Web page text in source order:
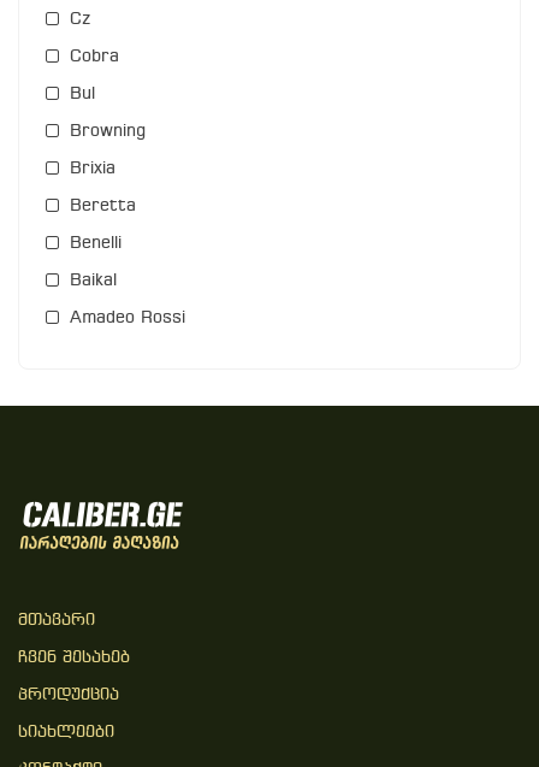
Cz
Cobra
Bul
Browning
Brixia
Beretta
Benelli
Baikal
Amadeo Rossi
Მთავარი
Ჩვენ Შესახებ
Პროდუქცია
Სიახლეები